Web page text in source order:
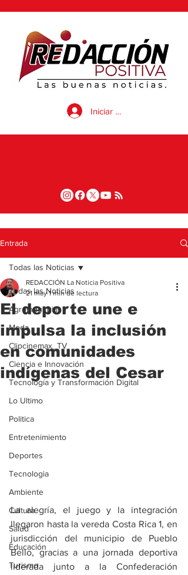
Iniciar sesión
Entrada
Todas las Noticias
Agroindustria
Moda
Clipcinemax_TV
Ciencia e Innovación
Tecnología y Transformación Digital
Lo Ultimo
Politica
Entretenimiento
Deportes
Tecnologia
Ambiente
Cultura
Salud
Educación
Turismo
Todas las Noticias
El deporte une e
impulsa la inclusión
en comunidades
indígenas del Cesar
REDACCIÓN La Noticia Positiva
21 may 1 min de lectura
La alegría, el juego y la integración
llegaron hasta la vereda Costa Rica 1, en
jurisdicción del municipio de Pueblo
Bello, gracias a una jornada deportiva
liderada junto a la Confederación